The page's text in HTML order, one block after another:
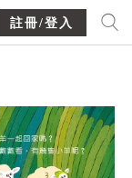
註冊/登入